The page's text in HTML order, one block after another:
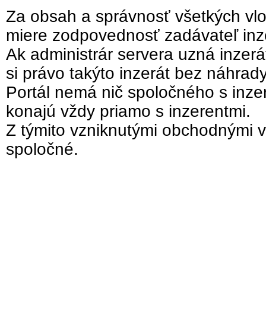
Za obsah a správnosť všetkých
miere zodpovednosť zadávateľ
Ak administrár servera uzná
si právo takýto inzerát bez
Portál nemá nič spoločného s
konajú vždy priamo s inzerentmi.
Z týmito vzniknutými obchodnými
spoločné.